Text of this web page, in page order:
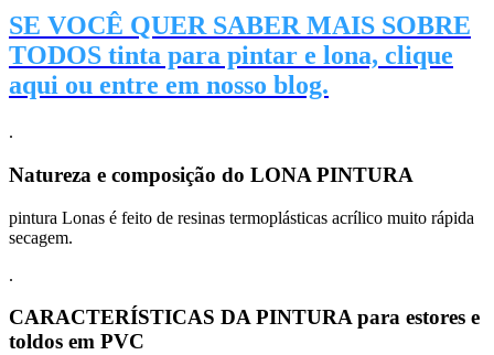
SE VOCÊ QUER SABER MAIS SOBRE
TODOS tinta para pintar e lona, ​​clique
aqui ou entre em nosso blog.
.
Natureza e composição do LONA PINTURA
pintura Lonas é feito de resinas termoplásticas acrílico muito rápida
secagem.
.
CARACTERÍSTICAS DA PINTURA para estores e
toldos em PVC